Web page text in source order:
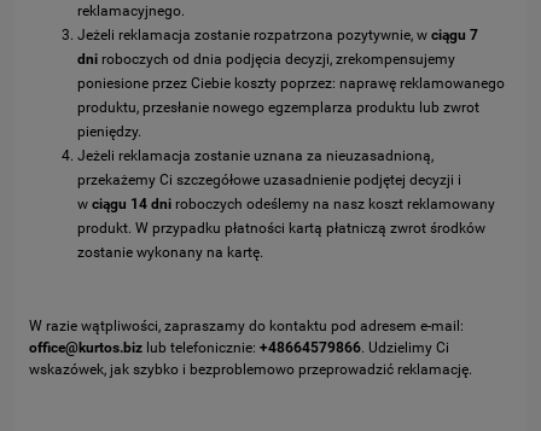
reklamacyjnego.
Jeżeli reklamacja zostanie rozpatrzona pozytywnie, w ciągu 7
dni roboczych od dnia podjęcia decyzji, zrekompensujemy
poniesione przez Ciebie koszty poprzez: naprawę reklamowanego
produktu, przesłanie nowego egzemplarza produktu lub zwrot
pieniędzy.
Jeżeli reklamacja zostanie uznana za nieuzasadnioną,
przekażemy Ci szczegółowe uzasadnienie podjętej decyzji i
w ciągu 14 dni roboczych odeślemy na nasz koszt reklamowany
produkt. W przypadku płatności kartą płatniczą zwrot środków
zostanie wykonany na kartę.
W razie wątpliwości, zapraszamy do kontaktu pod adresem e-mail:
office@kurtos.biz lub telefonicznie: +48664579866. Udzielimy Ci
wskazówek, jak szybko i bezproblemowo przeprowadzić reklamację.